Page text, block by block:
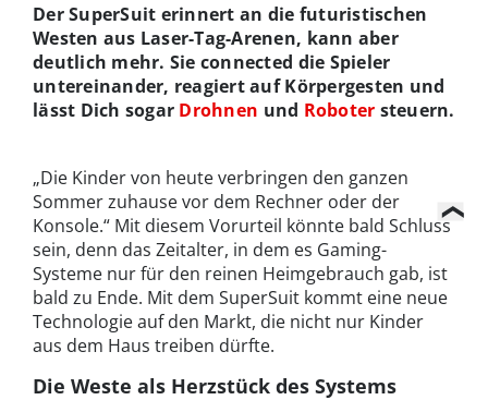
Der SuperSuit erinnert an die futuristischen
Westen aus Laser-Tag-Arenen, kann aber
deutlich mehr. Sie connected die Spieler
untereinander, reagiert auf Körpergesten und
lässt Dich sogar Drohnen und Roboter steuern.
„Die Kinder von heute verbringen den ganzen
Sommer zuhause vor dem Rechner oder der
Konsole.“ Mit diesem Vorurteil könnte bald Schluss
sein, denn das Zeitalter, in dem es Gaming-
Systeme nur für den reinen Heimgebrauch gab, ist
bald zu Ende. Mit dem SuperSuit kommt eine neue
Technologie auf den Markt, die nicht nur Kinder
aus dem Haus treiben dürfte.
Die Weste als Herzstück des Systems